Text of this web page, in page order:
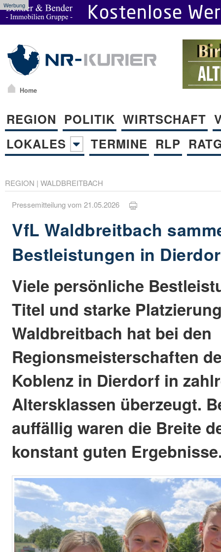
Werbung
Home
REGION POLITIK WIRTSCHAFT
LOKALES
TERMINE RLP
REGION | WALDBREITBACH
Pressemitteilung vom 21.05.2026
VfL Waldbreitbach
Bestleistungen in
Viele persönliche
Titel und starke
Waldbreitbach hat bei den
Regionsmeisterschaften
Koblenz in Dierdorf in
Altersklassen überzeugt.
auffällig waren die Breite
konstant guten